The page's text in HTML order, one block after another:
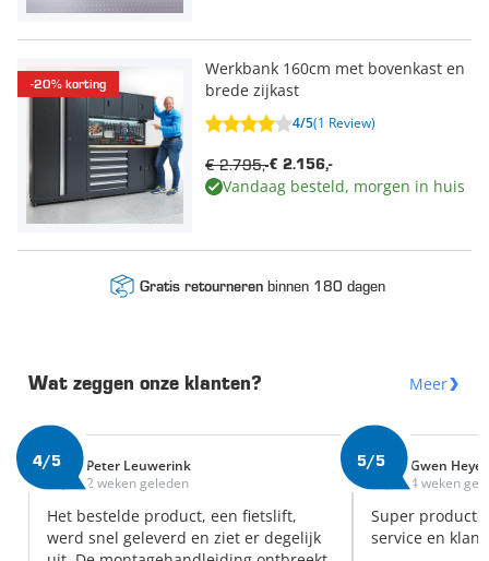
-20% korting
Werkbank 160cm met bovenkast en
brede zijkast
4/5(1 Review)
€ 2.156,-
€ 2.795,-
Vandaag besteld, morgen in huis
Gratis retournerenbinnen 180 dagen
Wat zeggen onze klanten? Meer
4/5
Peter Leuwerink
2 weken geleden
Het bestelde product, een fietslift,
werd snel geleverd en ziet er degelijk
5/5
Gwen Heye
4 weken
Super
service en